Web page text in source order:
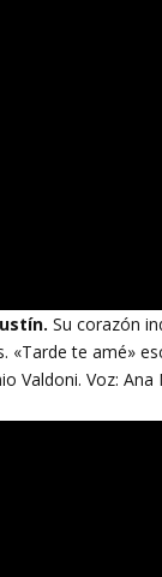
Su corazón
te amé»
Valdoni. Voz: Ana